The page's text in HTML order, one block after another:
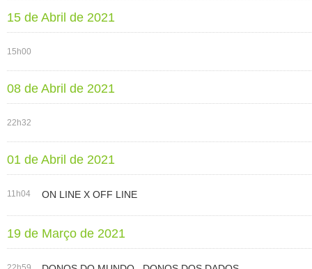
15 de Abril de 2021
15h00
08 de Abril de 2021
22h32
01 de Abril de 2021
11h04 ON LINE X OFF LINE
19 de Março de 2021